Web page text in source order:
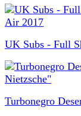
UK Subs - Full
Turbonegro